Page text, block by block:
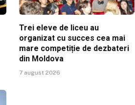
Trei eleve de liceu au
organizat cu succes cea mai
mare competiție de dezbateri
din Moldova
7 august 2026